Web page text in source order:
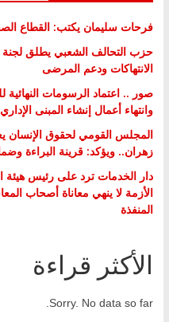
فرحات سليمان يكتب: القطاع
حزب التحالف الشعبي يطلق
الانتهاكات ودعم المرضى
صور .. اعتماد الرسومات النهائية
وانتهاء أعمال إنشاء المبنى الإداري
المجلس القومي لحقوق الإنسان
زهران.. ويؤكد: قرينة البراءة
دار الخدمات ترد على رئيس هيئة
الأزمة لا ينهي معاناة أصحاب
المنفذة
الأكثر قراءة
Sorry. No data so far.